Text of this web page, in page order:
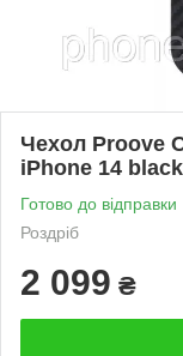
Чехол Proove
iPhone 14 black
Готово до відправки
Роздріб
2 099 ₴